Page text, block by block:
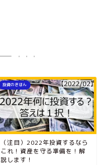
投資のきほん
（注目）2022年投資するなら
これ！資産を守る準備を！解
説します！